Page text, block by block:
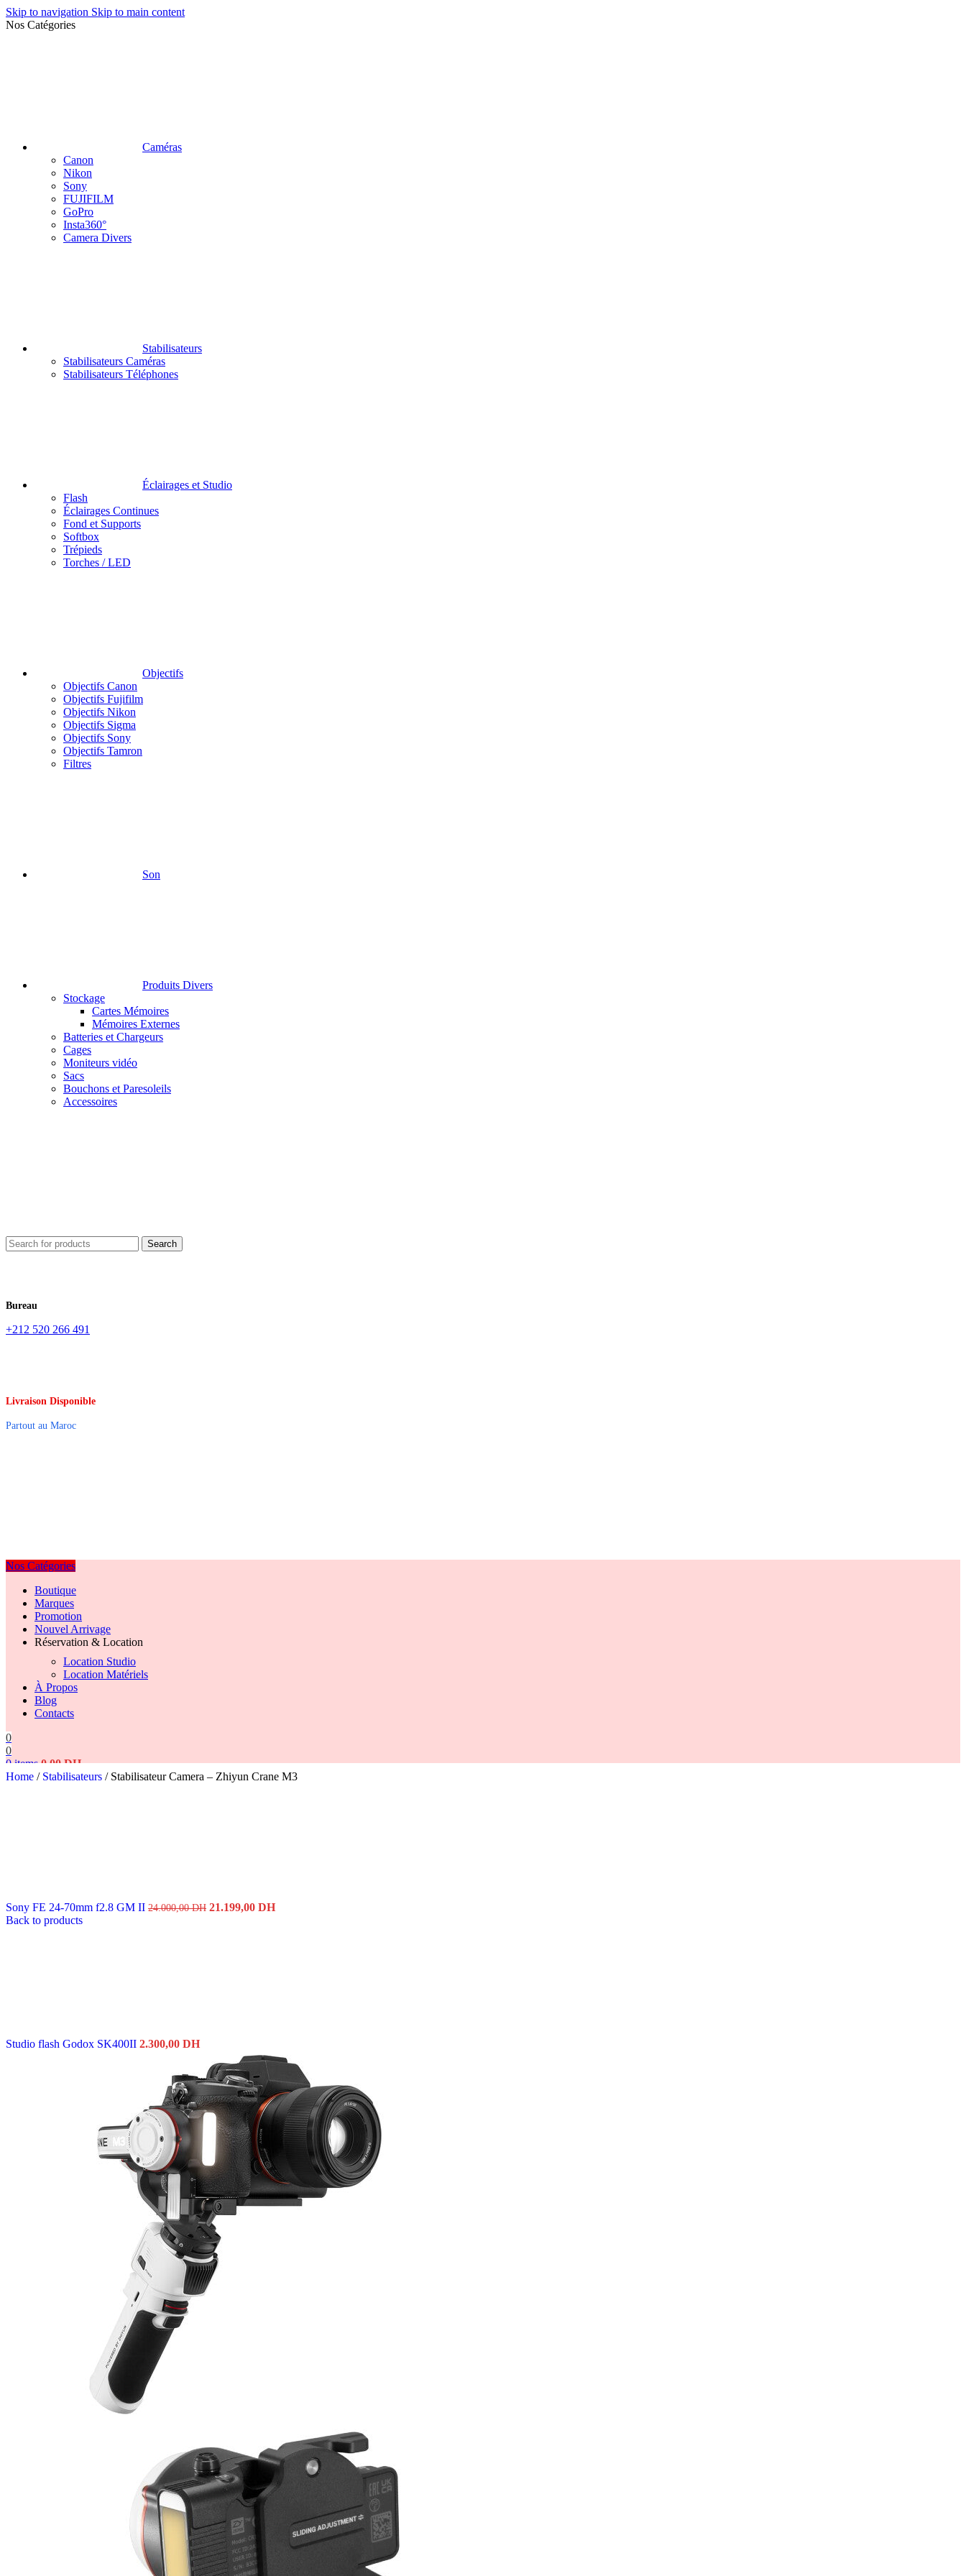
Skip to navigation Skip to main content
Nos Catégories
Caméras
Canon
Nikon
Sony
FUJIFILM
GoPro
Insta360°
Camera Divers
Stabilisateurs
Stabilisateurs Caméras
Stabilisateurs Téléphones
Éclairages et Studio
Flash
Éclairages Continues
Fond et Supports
Softbox
Trépieds
Torches / LED
Objectifs
Objectifs Canon
Objectifs Fujifilm
Objectifs Nikon
Objectifs Sigma
Objectifs Sony
Objectifs Tamron
Filtres
Son
Produits Divers
Stockage
Cartes Mémoires
Mémoires Externes
Batteries et Chargeurs
Cages
Moniteurs vidéo
Sacs
Bouchons et Paresoleils
Accessoires
Search
Bureau
+212 520 266 491
Livraison Disponible
Partout au Maroc
Nos Catégories
Boutique
Marques
Promotion
Nouvel Arrivage
Réservation & Location
Location Studio
Location Matériels
À Propos
Blog
Contacts
0
0
0items 0,00DH
Search
Home / Stabilisateurs / Stabilisateur Camera – Zhiyun Crane M3
Sony FE 24-70mm f2.8 GM II 24.000,00DH Original
21.199,00 DHCurrent
Back to products
Studio flash Godox SK400II 2.300,00 DH